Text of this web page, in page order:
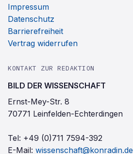
Impressum
Datenschutz
Barrierefreiheit
Vertrag widerrufen
KONTAKT ZUR REDAKTION
BILD DER WISSENSCHAFT
Ernst-Mey-Str. 8
70771 Leinfelden-Echterdingen
Tel: +49 (0)711 7594-392
E-Mail: wissenschaft@konradin.de